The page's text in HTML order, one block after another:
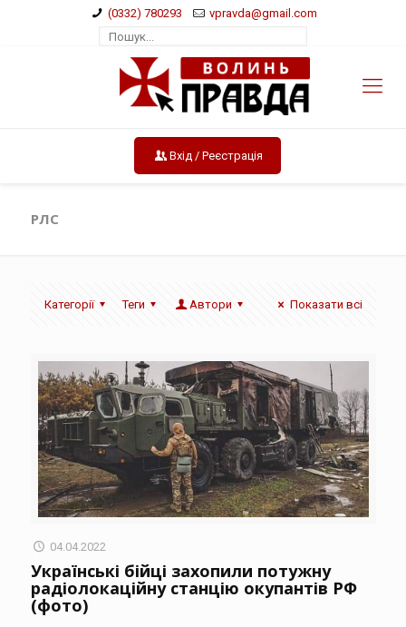
(0332) 780293 vpravda@gmail.com
Вхід / Реєстрація
РЛС
Категорії Теги Автори Показати всі
04.04.2022
Українські бійці захопили потужну
радіолокаційну станцію окупантів РФ
(фото)